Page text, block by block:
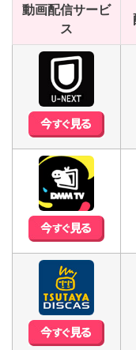
動画配信サービ
ス